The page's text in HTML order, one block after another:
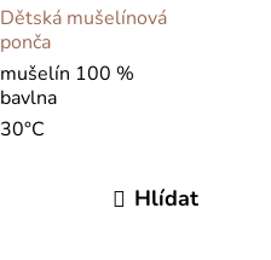
Dětská mušelínová
ponča
mušelín 100 %
bavlna
30°C
Hlídat